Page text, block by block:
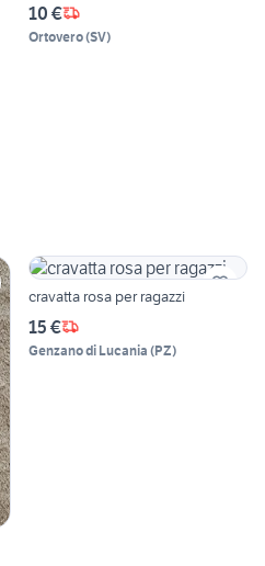
10 €
Ortovero(SV)
cravatta rosa per ragazzi
15 €
Genzano di Lucania (PZ)